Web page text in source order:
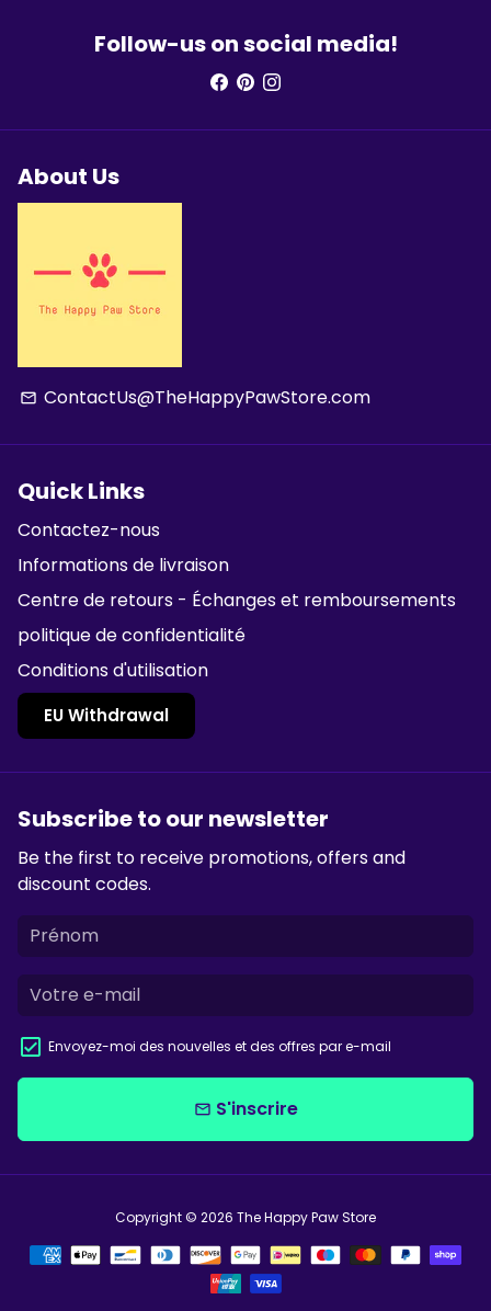
Follow-us on social media!
About Us
email ContactUs@TheHappyPawStore.com
Quick Links
Contactez-nous
Informations de livraison
Centre de retours - Échanges et remboursements
politique de confidentialité
Conditions d'utilisation
EU Withdrawal
Subscribe to our newsletter
Be the first to receive promotions, offers and
discount codes.
Envoyez-moi des nouvelles et des offres par e-mail
email S'inscrire
Copyright © 2026 The Happy Paw Store
Méthodes